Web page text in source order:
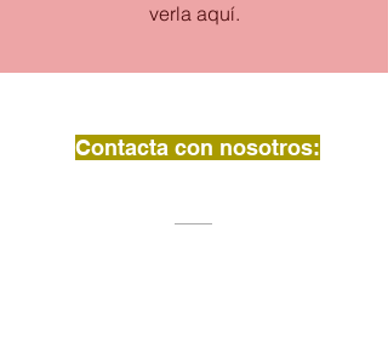
verla aquí.
Contacta con nosotros: